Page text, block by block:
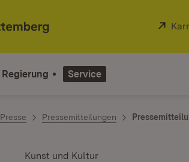
Regierung Service
Presse Pressemitteilungen
Kunst und Kultur